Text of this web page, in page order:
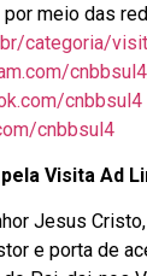
meio das
categoria/
cnbbsul4
cnbbsul4
Visita Ad
Jesus Cristo,
e porta de